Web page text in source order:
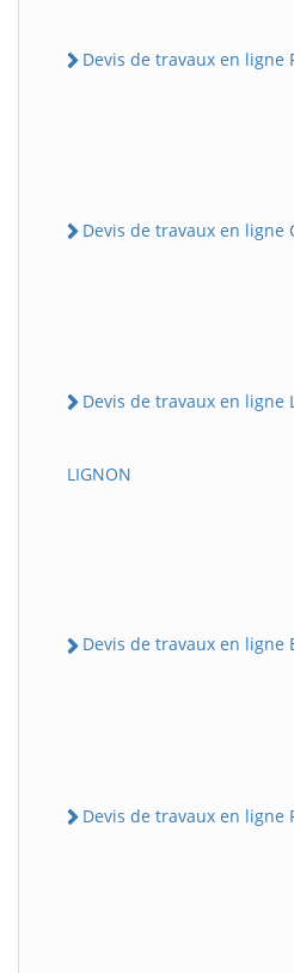
Devis de travaux en ligne
Devis de travaux en ligne
Devis de travaux en ligne
LIGNON
Devis de travaux en ligne
Devis de travaux en ligne